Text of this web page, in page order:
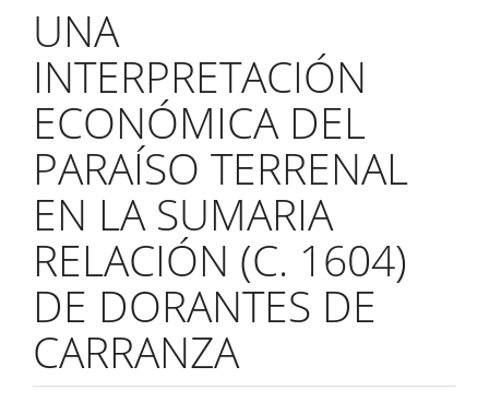
UNA
INTERPRETACIÓN
ECONÓMICA DEL
PARAÍSO TERRENAL
EN LA SUMARIA
RELACIÓN (C. 1604)
DE DORANTES DE
CARRANZA